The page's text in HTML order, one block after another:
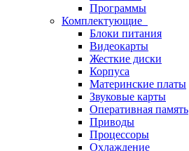
Программы
Комплектующие
Блоки питания
Видеокарты
Жесткие диски
Корпуса
Материнские платы
Звуковые карты
Оперативная память
Приводы
Процессоры
Охлаждение